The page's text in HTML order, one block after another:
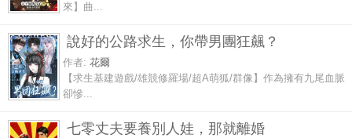
來】曲...
說好的公路求生，你帶男團狂飆？
作者: 花爾
【求生基建遊戲/雄競修羅場/超A萌狐/群像】作為擁有九尾血脈
卻慘...
七零丈夫要養別人娃，那就離婚